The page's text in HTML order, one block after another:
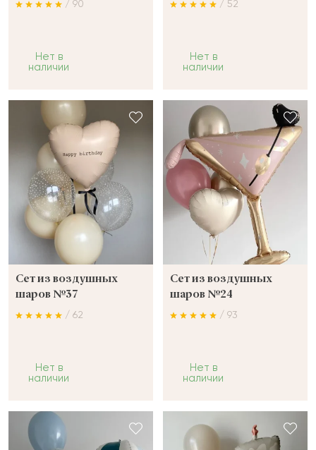
/ 90
Нет в
наличии
/ 52
Нет в
наличии
Сет из воздушных
шаров №37
/ 62
Нет в
наличии
Сет из воздушных
шаров №24
/ 93
Нет в
наличии